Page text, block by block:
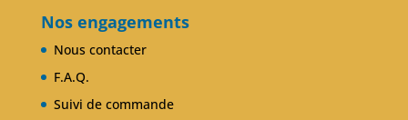
Nos engagements
Nous contacter
F.A.Q.
Suivi de commande